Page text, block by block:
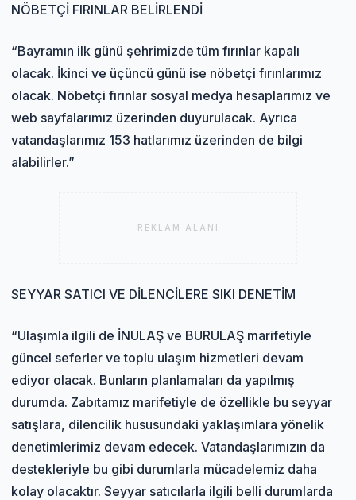
NÖBETÇİ FIRINLAR BELİRLENDİ
“Bayramın ilk günü şehrimizde tüm fırınlar kapalı
olacak. İkinci ve üçüncü günü ise nöbetçi fırınlarımız
olacak. Nöbetçi fırınlar sosyal medya hesaplarımız ve
web sayfalarımız üzerinden duyurulacak. Ayrıca
vatandaşlarımız 153 hatlarımız üzerinden de bilgi
alabilirler.”
REKLAM ALANI
SEYYAR SATICI VE DİLENCİLERE SIKI DENETİM
“Ulaşımla ilgili de İNULAŞ ve BURULAŞ marifetiyle
güncel seferler ve toplu ulaşım hizmetleri devam
ediyor olacak. Bunların planlamaları da yapılmış
durumda. Zabıtamız marifetiyle de özellikle bu seyyar
satışlara, dilencilik hususundaki yaklaşımlara yönelik
denetimlerimiz devam edecek. Vatandaşlarımızın da
destekleriyle bu gibi durumlarla mücadelemiz daha
kolay olacaktır. Seyyar satıcılarla ilgili belli durumlarda